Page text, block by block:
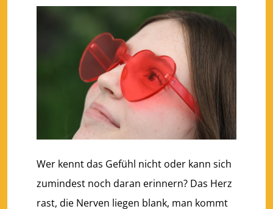
Wer kennt das Gefühl nicht oder kann sich
zumindest noch daran erinnern? Das Herz
rast, die Nerven liegen blank, man kommt